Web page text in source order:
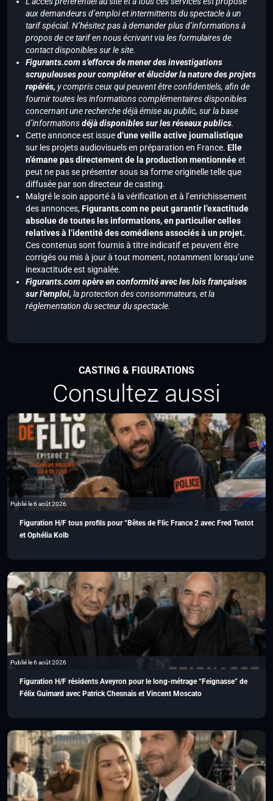
aux demandeurs d’emploi et intermittents du spectacle à un
tarif spécial. N’hésitez pas à demander plus d’informations à
propos de ce tarif en nous écrivant via les formulaires de
contact disponibles sur le site.
Figurants.com s’efforce de mener des investigations
scrupuleuses pour compléter et élucider la nature des projets
repérés, y compris ceux qui peuvent être confidentiels, afin de
fournir toutes les informations complémentaires disponibles
concernant une recherche déjà émise au public, sur la base
d’informationsdéjà disponibles sur les réseaux publics.
Cette annonce est issued’une veille active journalistique
sur les projets audiovisuels en préparation en France. Elle
n’émane pas directement de la production mentionnéeet
peut ne pas se présenter sous sa forme originelle telle que
diffusée par son directeur de casting.
Malgré le soin apporté à la vérification et à l’enrichissement
des annonces,Figurants.com ne peut garantir l’exactitude
absolue de toutes les informations, en particulier celles
relatives à l’identité des comédiens associés à un projet.
Ces contenus sont fournis à titre indicatif et peuvent être
corrigés ou mis à jour à tout moment, notamment lorsqu’une
inexactitude est signalée.
Figurants.com opère en conformité avec les lois françaises
sur l’emploi, la protection des consommateurs, et la
réglementation du secteur du spectacle.
CASTING & FIGURATIONS
Consultez aussi
Publié le 6 août 2026
Figuration H/F tous profils pour “Bêtes de Flic France 2 avec Fred Testot
et Ophélia Kolb
Publié le 6 août 2026
Figuration H/F résidents Aveyron pour le long-métrage “Feignasse” de
Félix Guimard avec Patrick Chesnais et Vincent Moscato